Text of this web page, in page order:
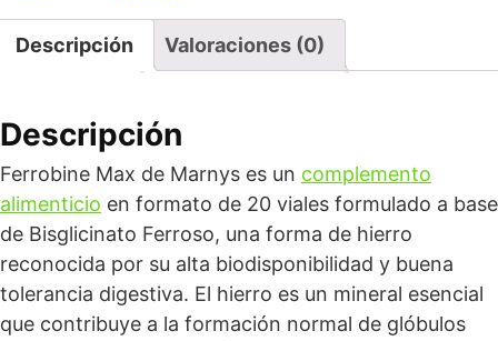
Descripción Valoraciones (0)
Descripción
Ferrobine Max de Marnys es un complemento
alimenticio en formato de 20 viales formulado a base
de Bisglicinato Ferroso, una forma de hierro
reconocida por su alta biodisponibilidad y buena
tolerancia digestiva. El hierro es un mineral esencial
que contribuye a la formación normal de glóbulos